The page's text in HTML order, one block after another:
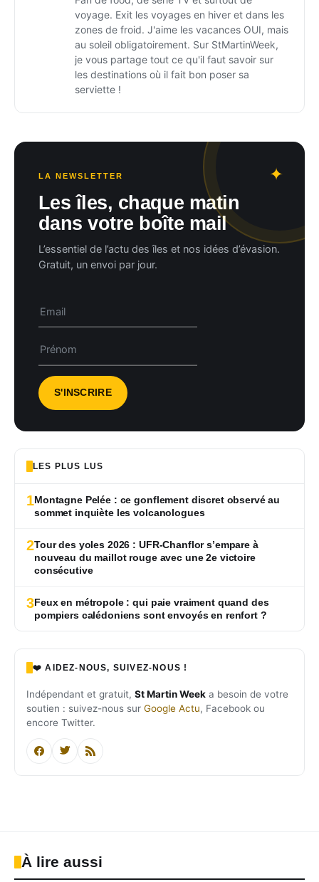
voyage. Exit les voyages en hiver et dans les
zones de froid. J'aime les vacances OUI, mais
au soleil obligatoirement. Sur StMartinWeek,
je vous partage tout ce qu'il faut savoir sur
les destinations où il fait bon poser sa
serviette !
LA NEWSLETTER
Les îles, chaque matin
dans votre boîte mail
L’essentiel de l’actu des îles et nos idées d’évasion.
Gratuit, un envoi par jour.
LES PLUS LUS
1Montagne Pelée : ce gonflement discret observé au
sommet inquiète les volcanologues
2Tour des yoles 2026 : UFR-Chanflor s’empare à
nouveau du maillot rouge avec une 2e victoire
consécutive
3Feux en métropole : qui paie vraiment quand des
pompiers calédoniens sont envoyés en renfort ?
❤️ AIDEZ-NOUS, SUIVEZ-NOUS !
Indépendant et gratuit, St Martin Week a besoin de votre
soutien : suivez-nous sur Google Actu, Facebook ou
encore Twitter.
À lire aussi